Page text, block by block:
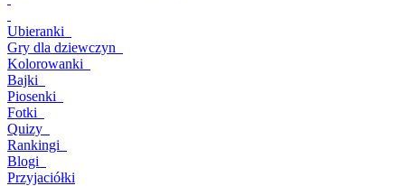
Ubieranki
Gry dla dziewczyn
Kolorowanki
Bajki
Piosenki
Fotki
Quizy
Rankingi
Blogi
Przyjaciółki